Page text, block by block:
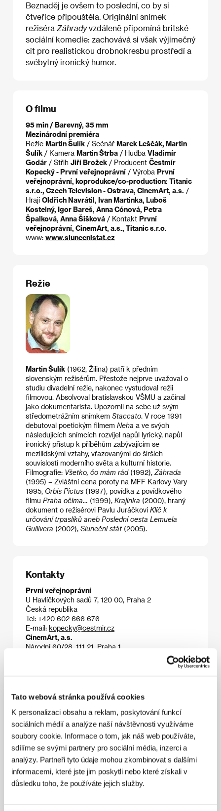
Tato webová stránka používá cookies
K personalizaci obsahu a reklam, poskytování funkcí
sociálních médií a analýze naší návštěvnosti využíváme
soubory cookie. Informace o tom, jak náš web používáte,
sdílíme se svými partnery pro sociální média, inzerci a
analýzy. Partneři tyto údaje mohou zkombinovat s dalšími
informacemi, které jste jim poskytli nebo které získali v
důsledku toho, že používáte jejich služby.
Beznaděj je ovšem to poslední, co by si
čtveřice připouštěla. Originální snímek
režiséra Záhradyvzdáleně připomíná britské
sociální komedie: zachovává si však výjimečný
cit pro realistickou drobnokresbu prostředí a
svébytný ironický humor.
O filmu
95 min / Barevný, 35 mm
Mezinárodní premiéra
Režie Martin Šulík / Scénář Marek Leščák, Martin
Šulík / Kamera Martin Štrba / Hudba Vladimír
Godár / Střih Jiří Brožek / Producent Čestmír
Kopecký - První veřejnoprávní / Výroba První
veřejnoprávní, koprodukce/co-production: Titanic
s.r.o., Czech Television - Ostrava, CinemArt, a.s. /
Hrají Oldřich Navrátil, Ivan Martinka, Luboš
Kostelný, Igor Bareš, Anna Cónová, Petra
Špalková, Anna Šišková / Kontakt První
veřejnoprávní, CinemArt, a.s., Titanic s.r.o.
www: www.slunecnistat.cz
Režie
Martin Šulík (1962, Žilina) patří k předním
slovenským režisérům. Přestože nejprve uvažoval o
studiu divadelní režie, nakonec vystudoval režii
filmovou. Absolvoval bratislavskou VŠMU a začínal
jako dokumentarista. Upozornil na sebe už svým
středometrážním snímkem Staccato. V roce 1991
debutoval poetickým filmem Neha a ve svých
následujících snímcích rozvíjel napůl lyrický, napůl
ironický přístup k příběhům zabývajícím se
mezilidskými vztahy, vřazovanými do širších
souvislostí moderního světa a kulturní historie.
Filmografie: Všetko, čo mám rád(1992), Záhrada
(1995) – Zvláštní cena poroty na MFF Karlovy Vary
1995, Orbis Pictus (1997), povídka z povídkového
filmu Praha očima… (1999), Krajinka (2000), hraný
dokument o režisérovi Pavlu Juráčkovi Klíč k
určování trpaslíků aneb Poslední cesta Lemuela
Gullivera (2002), Sluneční stát (2005).
Kontakty
První veřejnoprávní
U Havlíčkových sadů 7, 120 00, Praha 2
Česká republika
Tel: +420 602 666 676
E-mail: kopecky@cestmir.cz
CinemArt, a.s.
Národní 60/28, 111 21, Praha 1
Pavlovova 6, 821 05, Bratislava
Tel: +421 905 439 040
E-mail:sulikm@chello.sk
Hosté